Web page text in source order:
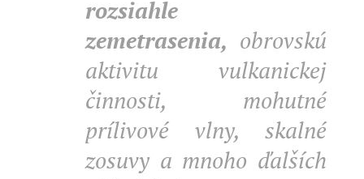
rozsiahle
zemetrasenia, obrovskú
aktivitu vulkanickej
činnosti, mohutné
prílivové vlny, skalné
zosuvy a mnoho ďalších